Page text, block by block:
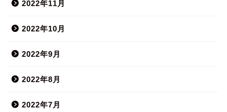
2022年11月
2022年10月
2022年9月
2022年8月
2022年7月